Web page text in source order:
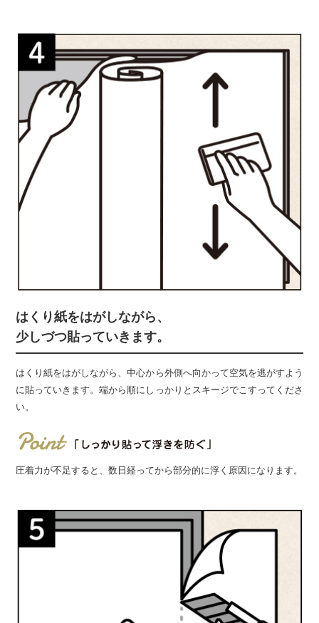
はくり紙をはがしながら、
少しづつ貼っていきます。
はくり紙をはがしながら、中心から外側へ向かって空気を逃がすよう
に貼っていきます。端から順にしっかりとスキージでこすってくださ
い。
圧着力が不足すると、数日経ってから部分的に浮く原因になります。